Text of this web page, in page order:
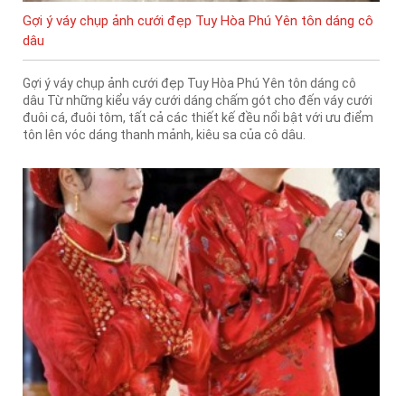
Gợi ý váy chụp ảnh cưới đẹp Tuy Hòa Phú Yên tôn dáng cô
dâu
Gợi ý váy chụp ảnh cưới đẹp Tuy Hòa Phú Yên tôn dáng cô
dâu Từ những kiểu váy cưới dáng chấm gót cho đến váy cưới
đuôi cá, đuôi tôm, tất cả các thiết kế đều nổi bật với ưu điểm
tôn lên vóc dáng thanh mảnh, kiêu sa của cô dâu.